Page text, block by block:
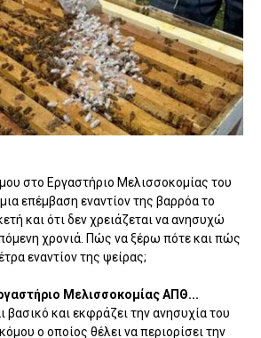
στο Εργαστήριο Μελισσοκομίας του
επέμβαση εναντίον της βαρρόα το
και ότι δεν χρειάζεται να ανησυχώ
χρονιά. Πώς να ξέρω πότε και πώς
εναντίον της ψείρας;
Μελισσοκομίας ΑΠΘ...
βασικό και εκφράζει την ανησυχία του
ο οποίος θέλει να περιορίσει την